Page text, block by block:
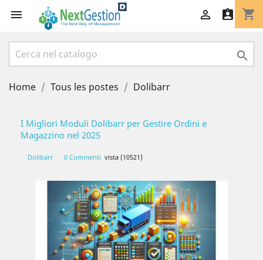
 shopping_cart
 

Home Tous les postes Dolibarr
I Migliori Moduli Dolibarr per Gestire Ordini e
Magazzino nel 2025
Dolibarr 0 Commenti vista (10521)